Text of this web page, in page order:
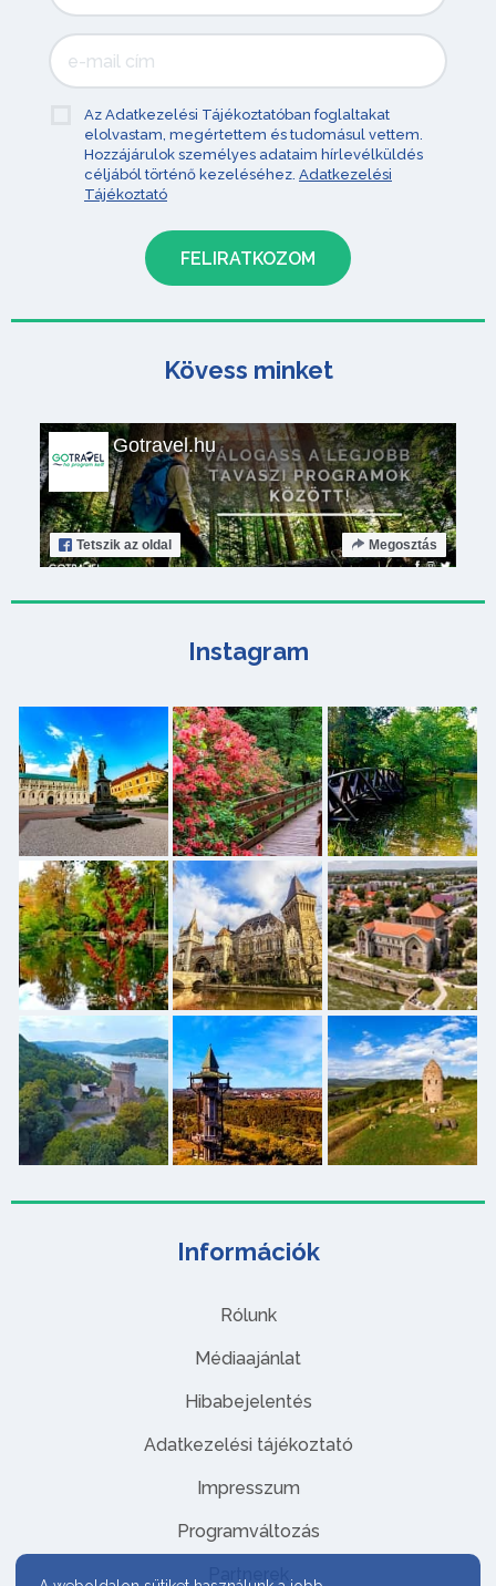
Információk
Rólunk
Médiaajánlat
Hibabejelentés
Adatkezelési tájékoztató
Impresszum
Programváltozás
Partnerek
Az Adatkezelési Tájékoztatóban foglaltakat
elolvastam, megértettem és tudomásul vettem.
Hozzájárulok személyes adataim hírlevélküldés
céljából történő kezeléséhez. Adatkezelési
Tájékoztató
Kövess minket
Gotravel.hu
Tetszik az oldal Megosztás
Instagram